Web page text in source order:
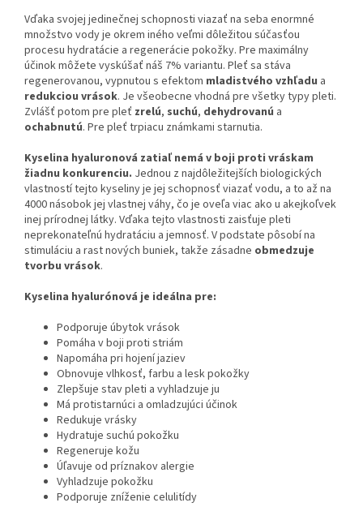
Vďaka svojej jedinečnej schopnosti viazať na seba enormné
množstvo vody je okrem iného veľmi dôležitou súčasťou
procesu hydratácie a regenerácie pokožky. Pre maximálny
účinok môžete vyskúšať náš 7% variantu. Pleť sa stáva
regenerovanou, vypnutou s efektom mladistvého vzhľadu a
redukciou vrások. Je všeobecne vhodná pre všetky typy pleti.
Zvlášť potom pre pleť zrelú, suchú, dehydrovanú a
ochabnutú. Pre pleť trpiacu známkami starnutia.
Kyselina hyaluronová zatiaľ nemá v boji proti vráskam
žiadnu konkurenciu. Jednou z najdôležitejších biologických
vlastností tejto kyseliny je jej schopnosť viazať vodu, a to až na
4000 násobok jej vlastnej váhy, čo je oveľa viac ako u akejkoľvek
inej prírodnej látky. Vďaka tejto vlastnosti zaisťuje pleti
neprekonateľnú hydratáciu a jemnosť. V podstate pôsobí na
stimuláciu a rast nových buniek, takže zásadne obmedzuje
tvorbu vrások.
Kyselina hyalurónová je ideálna pre:
Podporuje úbytok vrások
Pomáha v boji proti striám
Napomáha pri hojení jaziev
Obnovuje vlhkosť, farbu a lesk pokožky
Zlepšuje stav pleti a vyhladzuje ju
Má protistarnúci a omladzujúci účinok
Redukuje vrásky
Hydratuje suchú pokožku
Regeneruje kožu
Úľavuje od príznakov alergie
Vyhladzuje pokožku
Podporuje zníženie celulitídy